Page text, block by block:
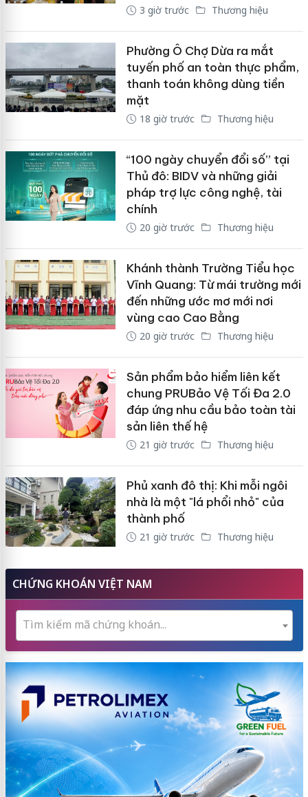
3 giờ trước Thương hiệu
Phường Ô Chợ Dừa ra mắt
tuyến phố an toàn thực phẩm,
thanh toán không dùng tiền
mặt
18 giờ trước Thương hiệu
“100 ngày chuyển đổi số” tại
Thủ đô: BIDV và những giải
pháp trợ lực công nghệ, tài
chính
20 giờ trước Thương hiệu
Khánh thành Trường Tiểu học
Vĩnh Quang: Từ mái trường mới
đến những ước mơ mới nơi
vùng cao Cao Bằng
20 giờ trước Thương hiệu
Sản phẩm bảo hiểm liên kết
chung PRUBảo Vệ Tối Đa 2.0
đáp ứng nhu cầu bảo toàn tài
sản liên thế hệ
21 giờ trước Thương hiệu
Phủ xanh đô thị: Khi mỗi ngôi
nhà là một "lá phổi nhỏ" của
thành phố
21 giờ trước Thương hiệu
CHỨNG KHOÁN VIỆT NAM
Tìm kiếm mã chứng khoán...